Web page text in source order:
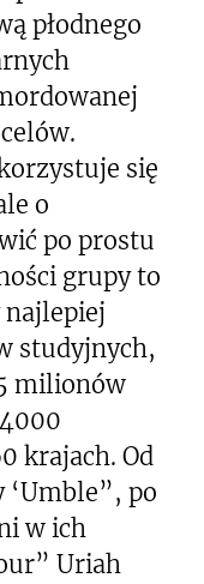
płodnego
się
o
po prostu
grupy to
studyjnych,
milionów
krajach. Od
‘Umble”, po
w ich
Uriah